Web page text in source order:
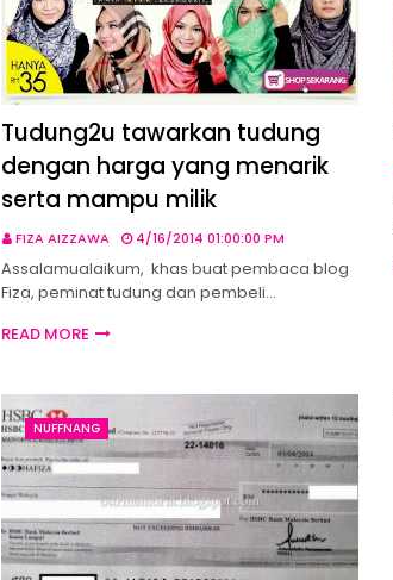
Tudung2u tawarkan tudung
dengan harga yang menarik
serta mampu milik
FIZA AIZZAWA 4/16/2014 01:00:00 PM
Assalamualaikum, khas buat pembaca blog
Fiza, peminat tudung dan pembeli…
READ MORE
NUFFNANG